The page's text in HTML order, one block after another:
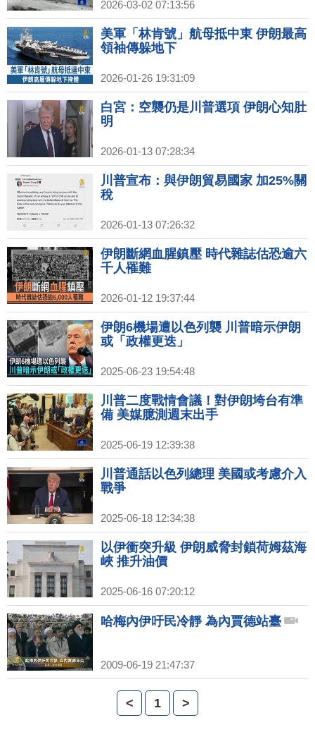
2026-03-02 07:13:56
美軍「林肯號」航母抵中東 伊朗最高
領袖傳躲地下
2026-01-26 19:31:09
白宮：空襲仍是川普選項 伊朗心知肚
明
2026-01-13 07:28:34
川普宣布：與伊朗貿易國家 加25%關
稅
2026-01-13 07:26:32
伊朗斷網血腥鎮壓 時代雜誌估恐逾六
千人罹難
2026-01-12 19:37:44
伊朗6機場遭以色列襲 川普暗示伊朗
或「政權更迭」
2025-06-23 19:54:48
川普二度戰情會議！對伊朗垮台有準
備 美媒臆測週末出手
2025-06-19 12:39:38
川普通話以色列總理 美國或考慮介入
戰爭
2025-06-18 12:34:38
以伊衝突升級 伊朗威脅封鎖荷姆茲海
峽 推升油價
2025-06-16 07:20:12
哈梅內伊吁民冷靜 為內賈德站臺
2009-06-19 21:47:37
< 1 >